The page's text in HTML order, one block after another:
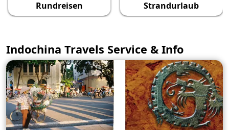
Rundreisen
Strandurlaub
Indochina Travels Service & Info